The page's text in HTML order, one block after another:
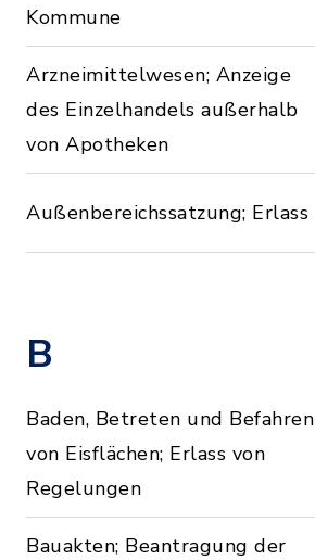
Kommune
Arzneimittelwesen; Anzeige
des Einzelhandels außerhalb
von Apotheken
Außenbereichssatzung; Erlass
B
Baden, Betreten und Befahren
von Eisflächen; Erlass von
Regelungen
Bauakten; Beantragung der